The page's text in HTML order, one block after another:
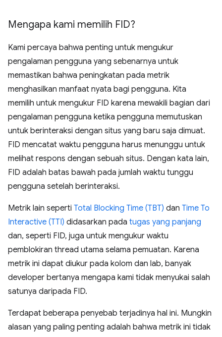
Mengapa kami memilih FID?
Kami percaya bahwa penting untuk mengukur
pengalaman pengguna yang sebenarnya untuk
memastikan bahwa peningkatan pada metrik
menghasilkan manfaat nyata bagi pengguna. Kita
memilih untuk mengukur FID karena mewakili bagian dari
pengalaman pengguna ketika pengguna memutuskan
untuk berinteraksi dengan situs yang baru saja dimuat.
FID mencatat waktu pengguna harus menunggu untuk
melihat respons dengan sebuah situs. Dengan kata lain,
FID adalah batas bawah pada jumlah waktu tunggu
pengguna setelah berinteraksi.
Metrik lain seperti Total Blocking Time (TBT) dan Time To
Interactive (TTI) didasarkan pada tugas yang panjang
dan, seperti FID, juga untuk mengukur waktu
pemblokiran thread utama selama pemuatan. Karena
metrik ini dapat diukur pada kolom dan lab, banyak
developer bertanya mengapa kami tidak menyukai salah
satunya daripada FID.
Terdapat beberapa penyebab terjadinya hal ini. Mungkin
alasan yang paling penting adalah bahwa metrik ini tidak